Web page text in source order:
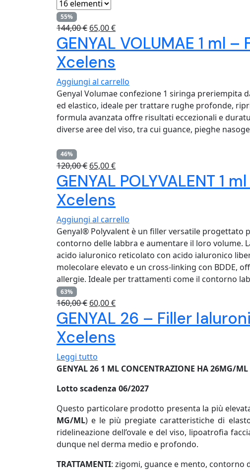
55%
144,00€ Il
prezzo
originale
era:
65,00€Il
prezzo
attuale
GENYAL VOLUMAE 1 ml
Xcelens
Aggiungi al carrello
Genyal Volumae confezione 1 siringa preriempita
ed elastico, ideale per trattare rughe profonde,
formula avanzata offre risultati eccezionali e
diverse aree del viso, tra cui guance, pieghe
46%
120,00€ Il
prezzo
originale
era:
65,00€Il
prezzo
attuale
GENYAL POLYVALENT 1
Xcelens
Aggiungi al carrello
Genyal® Polyvalent è un filler versatile
contorno delle labbra e aumentare il loro volume.
acido ialuronico reticolato con acido ialuronico
molecolare elevato e un cross-linking con BDDE,
allergie. Ideale per trattamenti come il contorno
63%
160,00€ Il
prezzo
originale
era:
60,00€Il
prezzo
attuale
GENYAL 26 – Filler
Xcelens
Leggi tutto
GENYAL 26 1 ML CONCENTRAZIONE HA 26MG/ML
Lotto scadenza 06/2027
Questo particolare prodotto presenta la più
MG/ML) e le più pregiate caratteristiche di
ridelineazione dell’ovale e del viso, lipoatrofia
dunque nel derma medio e profondo.
TRATTAMENTI: zigomi, guance e mento, contorno